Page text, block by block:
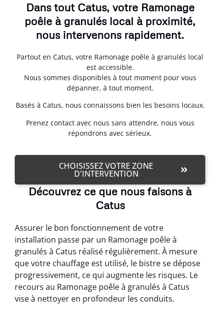
Dans tout Catus, votre Ramonage
poêle à granulés local à proximité,
nous intervenons rapidement.
Partout en Catus, votre Ramonage poêle à granulés local
est accessible.
Nous sommes disponibles à tout moment pour vous
dépanner, à tout moment.
Basés à Catus, nous connaissons bien les besoins locaux.
Prenez contact avec nous sans attendre, nous vous
répondrons avec sérieux.
CHOISISSEZ VOTRE ZONE
D'INTERVENTION
Découvrez ce que nous faisons à
Catus
Assurer le bon fonctionnement de votre
installation passe par un Ramonage poêle à
granulés à Catus réalisé régulièrement. À mesure
que votre chauffage est utilisé, le bistre se dépose
progressivement, ce qui augmente les risques. Le
recours au Ramonage poêle à granulés à Catus
vise à nettoyer en profondeur les conduits.